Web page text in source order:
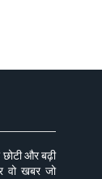
छोटी और बढ़ी
वो खबर जो